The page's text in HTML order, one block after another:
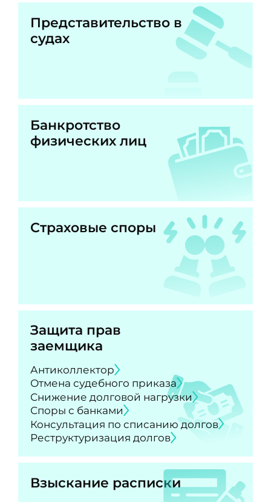
Представительство в
судах
Банкротство
физических лиц
Страховые споры
Защита прав
заемщика
Антиколлектор
Отмена судебного приказа
Снижение долговой нагрузки
Споры с банками
Консультация по списанию долгов
Реструктуризация долгов
Взыскание расписки